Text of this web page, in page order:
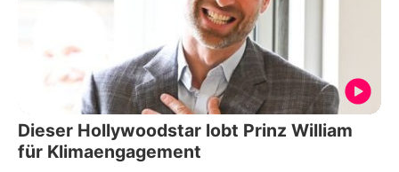
Dieser Hollywoodstar lobt Prinz William
für Klimaengagement